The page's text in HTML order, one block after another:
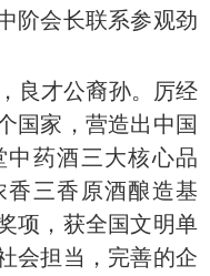
阶会长联系参观劲
良才公裔孙。厉经
国家，营造出中国
药酒三大核心品
三香原酒酿造基
项，获全国文明单
会担当，完善的企